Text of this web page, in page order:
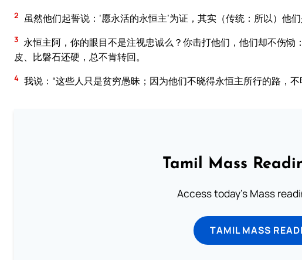
2 虽然他们起誓说：‘愿永活的永恒主’为证，其实（传统：所以）他们
3 永恒主阿，你的眼目不是注视忠诚么？你击打他们，他们却不伤
皮、比磐石还硬，总不肯转回。
4 我说：“这些人只是贫穷愚昧；因为他们不晓得永恒主所行的路，不
Tamil Mass
Access today's Mass
TAMIL MASS